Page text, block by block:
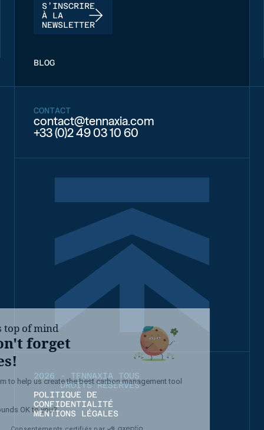
S’INSCRIRE
À LA
NEWSLETTER
BLOG
CONTACT
contact@tennaxia.com
+33 (0)2 49 03 10 60
2026 - TENNAXIA TOUS
DROITS RÉSERVÉS
POLITIQUE DE
CONFIDENTIALITÉ
MENTIONS LÉGALES